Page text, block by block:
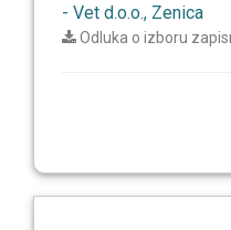
- Vet d.o.o., Zenica
Odluka o izboru